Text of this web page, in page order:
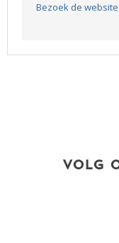
Bezoek de website
VOLG